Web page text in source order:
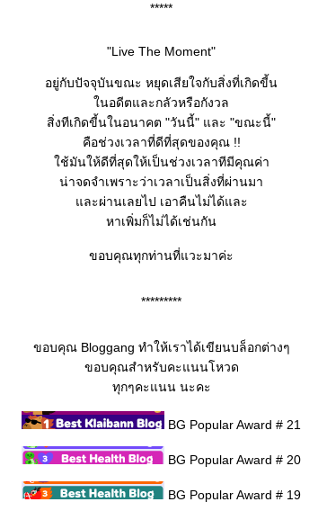
*****
"Live The Moment"
อยู่กับปัจจุบันขณะ หยุดเสียใจกับสิ่งที่เกิดขี้น
นอดีตและกลัวหรือกังวล
สิ่งทีเกิดขี้นในอนาคต "วันนี้" และ "ขณะนี้"
คือช่วงเวลาที่ดีที่สุดของคุณ !!
ช้มันให้ดีที่สุดให้เป็นช่วงเวลาทีมีคุณค่า
น่าจดจำเพราะว่าเวลาเป็นสิ่งที่ผ่านมา
ละผ่านเลยไป เอาคืนไม่ได้และ
หาเพิ่มก็ไม่ได้เช่นกัน
ขอบคุณทุกท่านที่แวะมาค่ะ
*********
ขอบคุณ Bloggang ทำให้เราได้เขียนบล็อกต่างๆ
ขอบคุณสำหรับคะแนนโหวด
ทุกๆคะแนน นะคะ
BG Popular Award # 21
BG Popular Award # 20
BG Popular Award # 19